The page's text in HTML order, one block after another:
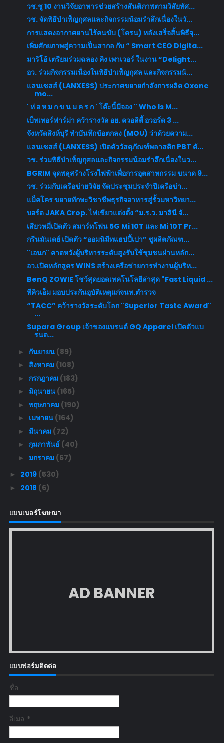
วช.ชู 10 งานวิจัยอาหารช่วยสร้างสันติภาพตามวิสัยทัศ...
วช. จัดพิธีบำเพ็ญกุศลและกิจกรรมน้อมรำลึกเนื่องในวั...
การแสดงอากาศยานไร้คนขับ (โดรน) หลังเสร็จสิ้นพิธีจุ...
เพิ่มศักยภาพสู่ความเป็นสากล กับ “ Smart CEO Digita...
มาริโอ้ เตรียมร่วมฉลอง คิง เพาเวอร์ ในงาน “Delight...
อว. ร่วมกิจกรรมเนื่องในพิธีบำเพ็ญกุศล และกิจกรรมน้...
แลนเซสส์ (LANXESS) ประกาศขยายกำลังการผลิต Oxone
mo...
' ห่ อ ห ม ก ข น ม ค ร ก ' โต๊ะนี้มีจอง " Who Is M...
เบ็ทเทอร์ฟาร์ม่า คว้ารางวัล อย. ควอลิตี้ อวอร์ด 3 ...
จังหวัดสิงห์บุรี ทำบันทึกข้อตกลง (MOU) ว่าด้วยความ...
แลนเซสส์ (LANXESS) เปิดตัววัสดุภัณฑ์พลาสติก PBT ตั...
วช. ร่วมพิธีบำเพ็ญกุศลและกิจกรรมน้อมรำลึกเนื่องในว...
BGRIM จุดพลุสร้างโรงไฟฟ้าเพื่อการอุตสาหกรรม ขนาด 9...
วช. ร่วมกับเครือข่ายวิจัย จัดประชุมประจำปีเครือข่า...
แม็คโคร ขยายทักษะวิชาชีพธุรกิจอาหารสู่รั้วมหาวิทยา...
บอร์ด JAKA Crop. ไฟเขียวแต่งตั้ง “ม.ร.ว. มาลินี จั...
เสียวหมี่เปิดตัว สมาร์ทโฟน 5G Mi 10T และ Mi 10T Pr...
กรีนมันเดย์ เปิดตัว “ออมนิมีทแฮปปี้เปา” ชูผลิตภัณฑ...
"เอนก" คาดหวังผู้บริหารระดับสูงรับใช้ชุมชนผ่านหลัก...
อว.เปิดหลักสูตร WINS สร้างเครือข่ายการทำงานผู้บริห...
BenQ ZOWIE โชว์สุดยอดเทคโนโลยีล่าสุด "Fast Liquid ...
ทีคิวเอ็ม มอบประกันอุบัติเหตุแก่จนท.ตำรวจ
“TACC” คว้ารางวัลระดับโลก "Superior Taste Award"
...
Supara Group เจ้าของแบรนด์ GQ Apparel เปิดตัวแบ
รนด...
► กันยายน (89)
► สิงหาคม (108)
► กรกฎาคม (183)
► มิถุนายน (165)
► พฤษภาคม (190)
► เมษายน (164)
► มีนาคม (72)
► กุมภาพันธ์ (40)
► มกราคม (67)
► 2019 (530)
► 2018 (6)
แบนเนอร์โฆษณา
AD BANNER
แบบฟอร์มติดต่อ
ชื่อ
อีเมล *